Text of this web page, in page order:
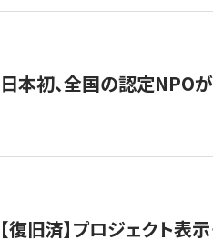
日本初、全国の認定NPO
【復旧済】プロジェクト表